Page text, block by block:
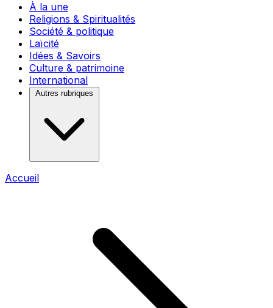
À la une
Religions & Spiritualités
Société & politique
Laïcité
Idées & Savoirs
Culture & patrimoine
International
Autres rubriques
Accueil